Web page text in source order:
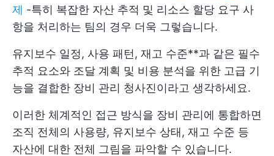
제 -특히 복잡한 자산 추적 및 리소스 할당 요구 사
항을 처리하는 팀의 경우 더욱 그렇습니다.
유지보수 일정, 사용 패턴, 재고 수준**과 같은 필수
추적 요소와 조달 계획 및 비용 분석을 위한 고급 기
능을 결합한 장비 관리 청사진이라고 생각하세요.
이러한 체계적인 접근 방식을 장비 관리에 통합하면
조직 전체의 사용량, 유지보수 상태, 재고 수준 등
자산에 대한 전체 그림을 파악할 수 있습니다.